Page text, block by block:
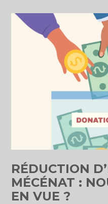
RÉDUCTION
MÉCÉNAT :
EN VUE ?